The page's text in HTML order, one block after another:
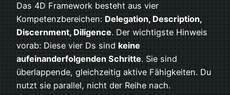
Das 4D Framework besteht aus vier
Kompetenzbereichen: Delegation, Description,
Discernment, Diligence. Der wichtigste Hinweis
vorab: Diese vier Ds sind keine
aufeinanderfolgenden Schritte. Sie sind
überlappende, gleichzeitig aktive Fähigkeiten. Du
nutzt sie parallel, nicht der Reihe nach.